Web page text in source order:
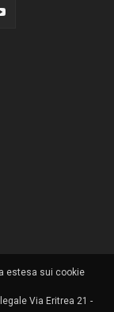
estesa sui cookie
Via Eritrea 21 -